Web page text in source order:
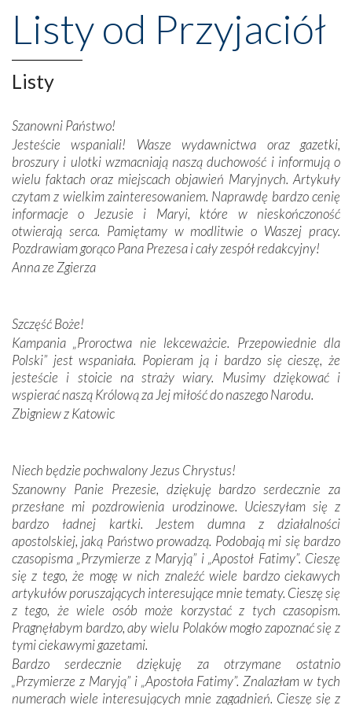
Opatrznościową pomoc w wygranej bitwie o
niepodległość kraju. Zachwyt budziła potężna, a zarazem
misterna architektura tych monumentalnych dzieł,
wspaniałe zdobienia, dbałość ich twórców o detale,
połączenie talentów z wytrwałością i pracowitością
Podążyliśmy też śladami fatimskich wizjonerów – Łucji
dos Santos oraz świętych Hiacynty i Franciszka Marto.
Modliliśmy się przy ich grobach. Odprawiliśmy Drogę
Krzyżową w ich rodzinnych stronach, odwiedziliśmy
domy, w których żyli.
W miejscu objawień Matki Bożej zapaliliśmy świece
przywiezione wraz z intencjami powierzonymi nam przez
spotykaliśmy się z serdeczną otwartością
Portugalczyków. Podziwialiśmy ich ludową sztukę i
zwyczaje. Mimo że nasze kraje są od siebie bardzo
oddalone, w żaden sposób nie czuliśmy się obco.
Sprawiła to oczywiście sama Matka Boża, ale też
kulturowa bliskość biorąca swój początek w naszej
mieliśmy okazję przekonać się, że Maryja swoją opieką
otacza nie tylko nasz naród, lecz wszystkie nacje, które
się Jej ufnie oddają, a także każdą osobę, która zawierza
Jej siebie oraz swych bliskich.
Dzieje Portugalii to również historia wierności Bogu i
odstępstw, także w życiu władców. Trudne momenty w
wymiarze tak osobistym, jak i zbiorowym, przypominają o
konieczności ciągłego zabiegania o własną duszę i o łaskę
Opatrzności. Wierność przynosi pomyślność –
przynajmniej w życiu duchowym. Odstępstwo owocuje
nieszczęściem i śmiercią. Te uniwersalne prawdy
przychodziły na myśl, gdy słuchaliśmy opowieści
przewodników o portugalskich monarchach i wodzach,
Listy od Przyjaciół
Listy
Szanowni Państwo!
Jesteście wspaniali! Wasze wydawnictwa oraz gazetki,
broszury i ulotki wzmacniają naszą duchowość i informują o
wielu faktach oraz miejscach objawień Maryjnych. Artykuły
czytam z wielkim zainteresowaniem. Naprawdę bardzo cenię
informacje o Jezusie i Maryi, które w nieskończoność
otwierają serca. Pamiętamy w modlitwie o Waszej pracy.
Pozdrawiam gorąco Pana Prezesa i cały zespół redakcyjny!
Anna ze Zgierza
Szczęść Boże!
Kampania „Proroctwa nie lekceważcie. Przepowiednie dla
Polski” jest wspaniała. Popieram ją i bardzo się cieszę, że
jesteście i stoicie na straży wiary. Musimy dziękować i
wspierać naszą Królową za Jej miłość do naszego Narodu.
Zbigniew z Katowic
Niech będzie pochwalony Jezus Chrystus!
Szanowny Panie Prezesie, dziękuję bardzo serdecznie za
przesłane mi pozdrowienia urodzinowe. Ucieszyłam się z
bardzo ładnej kartki. Jestem dumna z działalności
apostolskiej, jaką Państwo prowadzą. Podobają mi się bardzo
czasopisma „Przymierze z Maryją” i „Apostoł Fatimy”. Cieszę
się z tego, że mogę w nich znaleźć wiele bardzo ciekawych
artykułów poruszających interesujące mnie tematy. Cieszę się
z tego, że wiele osób może korzystać z tych czasopism.
Pragnęłabym bardzo, aby wielu Polaków mogło zapoznać się z
tymi ciekawymi gazetami.
Bardzo serdecznie dziękuję za otrzymane ostatnio
„Przymierze z Maryją” i „Apostoła Fatimy”. Znalazłam w tych
numerach wiele interesujących mnie zagadnień. Cieszę się z